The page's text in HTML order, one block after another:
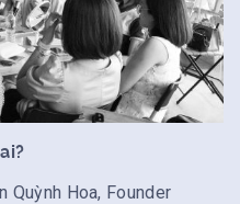
Quỳnh Hoa, Founder